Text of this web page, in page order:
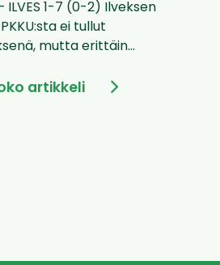
ILVES 1-7 (0-2) Ilveksen
ei tullut
mutta erittäin...
artikkeli